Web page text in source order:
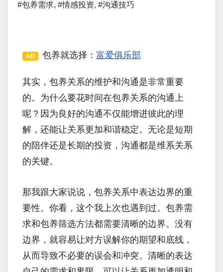
#包养需求, #情感投资, #沟通技巧
AD 包养就选择： 富爱俱乐部
其实，包养关系的维护和沟通是非常重要
的。为什么要花时间在包养关系的沟通上
呢？因为良好的沟通不仅能增进彼此的理
解，还能让关系更加和谐稳定。无论是短期
的陪伴还是长期的投资，沟通都是维系关系
的关键。
那我跟大家说说，包养关系中表达边界的重
要性。你看，这个我上次也遇到过。包养需
求和包养筛选方法都需要清晰的边界。没有
边界，就容易让对方误解你的期望和底线，
从而导致不必要的误会和冲突。清晰的表达